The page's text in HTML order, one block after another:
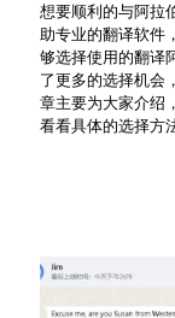
想要顺利的与阿拉
助专业的翻译软件
够选择使用的翻译
了更多的选择机会
章主要为大家介绍
看看具体的选择方